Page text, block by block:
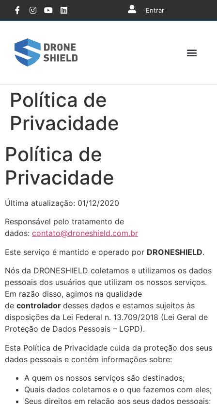
Entrar
Política de
Privacidade
Política de
Privacidade
Última atualização: 01/12/2020
Responsável pelo tratamento de
dados: contato@droneshield.com.br
Este serviço é mantido e operado por DRONESHIELD.
Nós da DRONESHIELD coletamos e utilizamos os dados
pessoais dos usuários que utilizam os nossos serviços.
Em razão disso, agimos na qualidade
de controlador desses dados e estamos sujeitos às
disposições da Lei Federal n. 13.709/2018 (Lei Geral de
Proteção de Dados Pessoais – LGPD).
Esta Política de Privacidade cuida da proteção dos seus
dados pessoais e contém informações sobre:
A quem os nossos serviços são destinados;
Quais dados coletamos e o que fazemos com eles;
Seus direitos em relação aos seus dados pessoais;